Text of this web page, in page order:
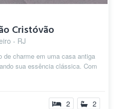
Cristóvão
- RJ
de charme em uma casa antiga
sua essência clássica. Com
2 2